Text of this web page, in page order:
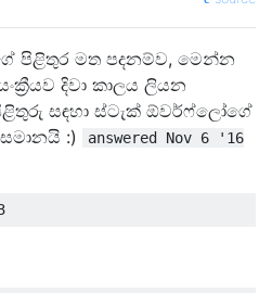
පිළිතුර මත පදනම්ව, මෙන්න
දිවා කාලය ලියන
සඳහා ස්ටැක් ඕවර්ෆ්ලෝගේ
:)
answered Nov 6 '16